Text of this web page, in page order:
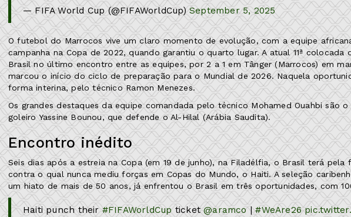
— FIFA World Cup (@FIFAWorldCup)September 5, 2025
O futebol do Marrocos vive um claro momento de evolução, com a equipe
campanha na Copa de 2022, quando garantiu o quarto lugar. A atual 11ª
Brasil no último encontro entre as equipes, por 2 a 1 em Tânger (Marrocos) em
marcou o início do ciclo de preparação para o Mundial de 2026. Naquela
forma interina, pelo técnico Ramon Menezes.
Os grandes destaques da equipe comandada pelo técnico Mohamed Ouahbi são
goleiro Yassine Bounou, que defende o Al-Hilal (Arábia Saudita).
Encontro inédito
Seis dias após a estreia na Copa (em 19 de junho), na Filadélfia, o Brasil terá
contra o qual nunca mediu forças em Copas do Mundo, o Haiti. A seleção
um hiato de mais de 50 anos, já enfrentou o Brasil em três oportunidades, com
Haiti punch their#FIFAWorldCup ticket ️@aramco|#WeAre26